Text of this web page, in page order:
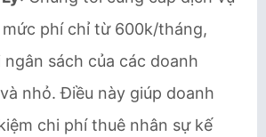
phí chỉ từ 600k/tháng,
sách của các doanh
nhỏ. Điều này giúp doanh
chi phí thuê nhân sự kế